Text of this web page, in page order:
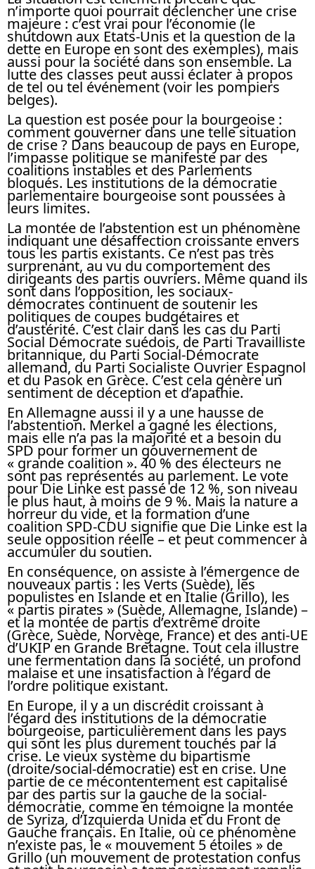
n’importe quoi pourrait déclencher une crise
majeure : c’est vrai pour l’économie (le
shutdown aux Etats-Unis et la question de la
dette en Europe en sont des exemples), mais
aussi pour la société dans son ensemble. La
lutte des classes peut aussi éclater à propos
de tel ou tel événement (voir les pompiers
belges).
La question est posée pour la bourgeoise :
comment gouverner dans une telle situation
de crise ? Dans beaucoup de pays en Europe,
l’impasse politique se manifeste par des
coalitions instables et des Parlements
bloqués. Les institutions de la démocratie
parlementaire bourgeoise sont poussées à
leurs limites.
La montée de l’abstention est un phénomène
indiquant une désaffection croissante envers
tous les partis existants. Ce n’est pas très
surprenant, au vu du comportement des
dirigeants des partis ouvriers. Même quand ils
sont dans l’opposition, les sociaux-
démocrates continuent de soutenir les
politiques de coupes budgétaires et
d’austérité. C’est clair dans les cas du Parti
Social Démocrate suédois, de Parti Travailliste
britannique, du Parti Social-Démocrate
allemand, du Parti Socialiste Ouvrier Espagnol
et du Pasok en Grèce. C’est cela génère un
sentiment de déception et d’apathie.
En Allemagne aussi il y a une hausse de
l’abstention. Merkel a gagné les élections,
mais elle n’a pas la majorité et a besoin du
SPD pour former un gouvernement de
« grande coalition ». 40 % des électeurs ne
sont pas représentés au parlement. Le vote
pour Die Linke est passé de 12 %, son niveau
le plus haut, à moins de 9 %. Mais la nature a
horreur du vide, et la formation d’une
coalition SPD-CDU signifie que Die Linke est la
seule opposition réelle – et peut commencer à
accumuler du soutien.
En conséquence, on assiste à l’émergence de
nouveaux partis : les Verts (Suède), les
populistes en Islande et en Italie (Grillo), les
« partis pirates » (Suède, Allemagne, Islande) –
et la montée de partis d’extrême droite
(Grèce, Suède, Norvège, France) et des anti-UE
d’UKIP en Grande Bretagne. Tout cela illustre
une fermentation dans la société, un profond
malaise et une insatisfaction à l’égard de
l’ordre politique existant.
En Europe, il y a un discrédit croissant à
l’égard des institutions de la démocratie
bourgeoise, particulièrement dans les pays
qui sont les plus durement touchés par la
crise. Le vieux système du bipartisme
(droite/social-démocratie) est en crise. Une
partie de ce mécontentement est capitalisé
par des partis sur la gauche de la social-
démocratie, comme en témoigne la montée
de Syriza, d’Izquierda Unida et du Front de
Gauche français. En Italie, où ce phénomène
n’existe pas, le « mouvement 5 étoiles » de
Grillo (un mouvement de protestation confus